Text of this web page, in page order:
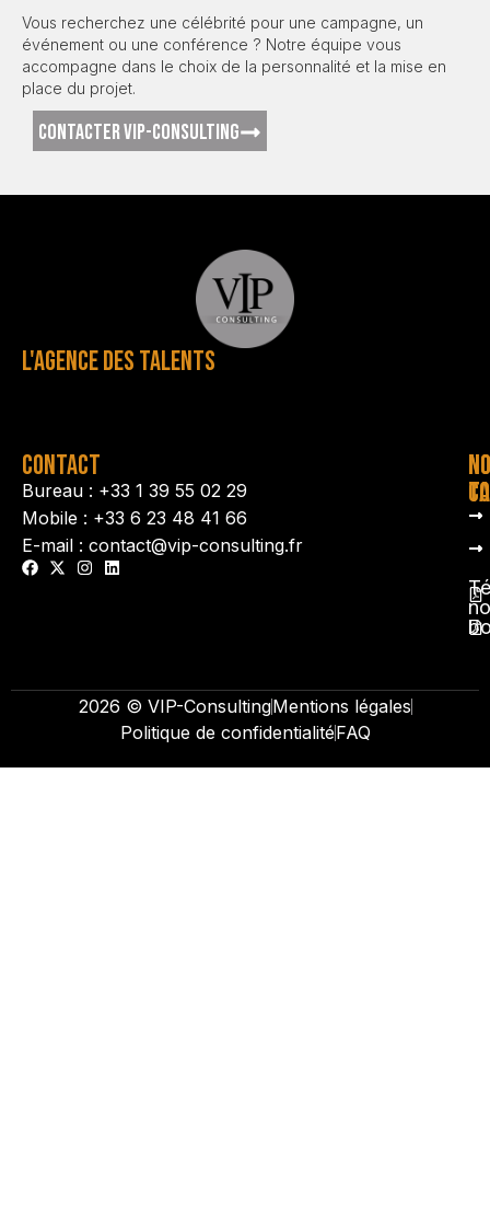
Vous recherchez une célébrité pour une campagne, un
événement ou une conférence ? Notre équipe vous
accompagne dans le choix de la personnalité et la mise en
place du projet.
CONTACTER VIP-CONSULTING
L'AGENCE DES TALENTS
CONTACT
Bureau : +33 1 39 55 02 29
Mobile : +33 6 23 48 41 66
E-mail : contact@vip-consulting.fr
2026 © VIP-ConsultingMentions légales
Politique de confidentialitéFAQ